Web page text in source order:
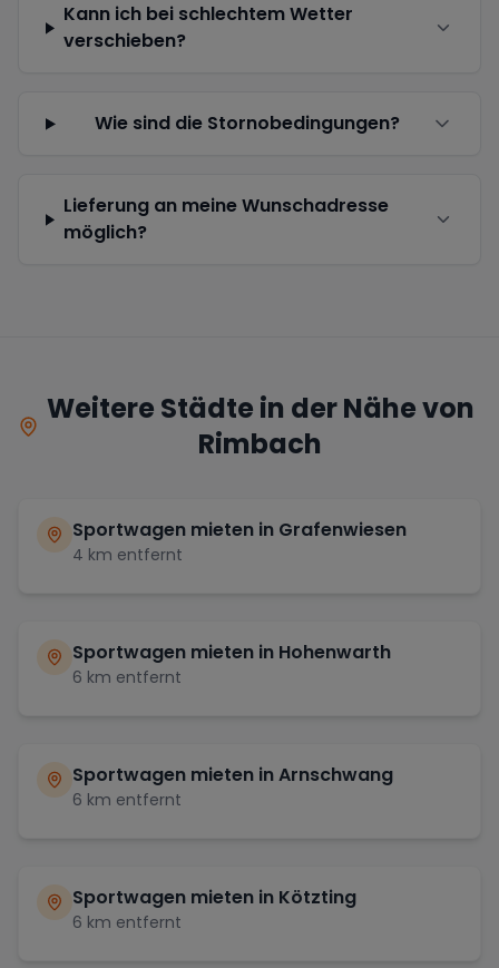
Kann ich bei schlechtem Wetter
verschieben?
Wie sind die Stornobedingungen?
Lieferung an meine Wunschadresse
möglich?
Weitere Städte in der Nähe von
Rimbach
Sportwagen mieten in Grafenwiesen
4 km entfernt
Sportwagen mieten in Hohenwarth
6 km entfernt
Sportwagen mieten inArnschwang
6 km entfernt
Sportwagen mieten in Kötzting
6 km entfernt